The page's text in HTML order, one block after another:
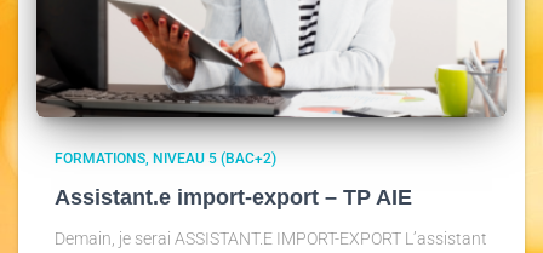
FORMATIONS NIVEAU 5 (BAC+2)
Assistant.e import-export – TP AIE
Demain, je serai ASSISTANT.E IMPORT-EXPORT L’assistant